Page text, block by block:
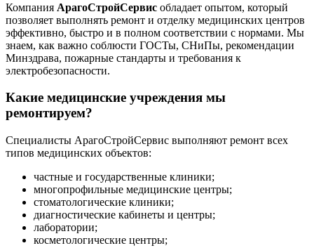
Компания АрагоСтройСервис обладает опытом, который
позволяет выполнять ремонт и отделку медицинских центров
эффективно, быстро и в полном соответствии с нормами. Мы
знаем, как важно соблюсти ГОСТы, СНиПы, рекомендации
Минздрава, пожарные стандарты и требования к
электробезопасности.
Какие медицинские учреждения мы
ремонтируем?
Специалисты АрагоСтройСервис выполняют ремонт всех
типов медицинских объектов:
частные и государственные клиники;
многопрофильные медицинские центры;
стоматологические клиники;
диагностические кабинеты и центры;
лаборатории;
косметологические центры;